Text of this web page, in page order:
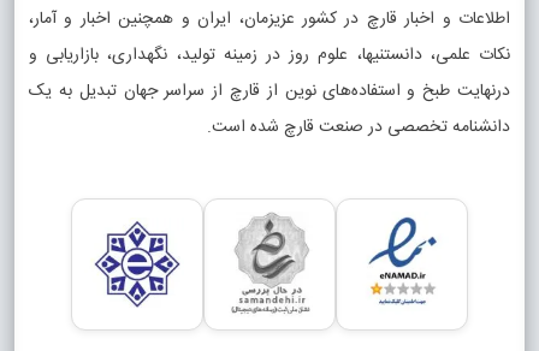
اطلاعات و اخبار قارچ در کشور عزیزمان، ایران و همچنین اخبار و آمار،
نکات علمی، دانستنیها، علوم روز در زمینه تولید، نگهداری، بازاریابی و
درنهایت طبخ و استفاده‌های نوین از قارچ از سراسر جهان تبدیل به یک
دانشنامه تخصصی در صنعت قارچ شده است.